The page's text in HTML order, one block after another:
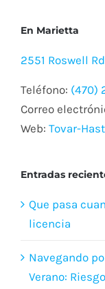
En Marietta
2551 Roswell
Teléfono: (470)
Correo
Web: Tovar-
Entradas
Que pasa
licencia
Navegando
Verano: